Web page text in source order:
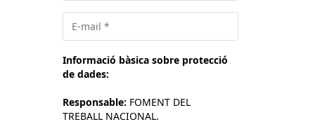
Informació bàsica sobre protecció
de dades:
Responsable: FOMENT DEL
TREBALL NACIONAL.